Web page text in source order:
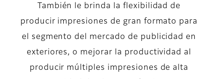
También le brinda la flexibilidad de
producir impresiones de gran formato para
el segmento del mercado de publicidad en
exteriores, o mejorar la productividad al
producir múltiples impresiones de alta